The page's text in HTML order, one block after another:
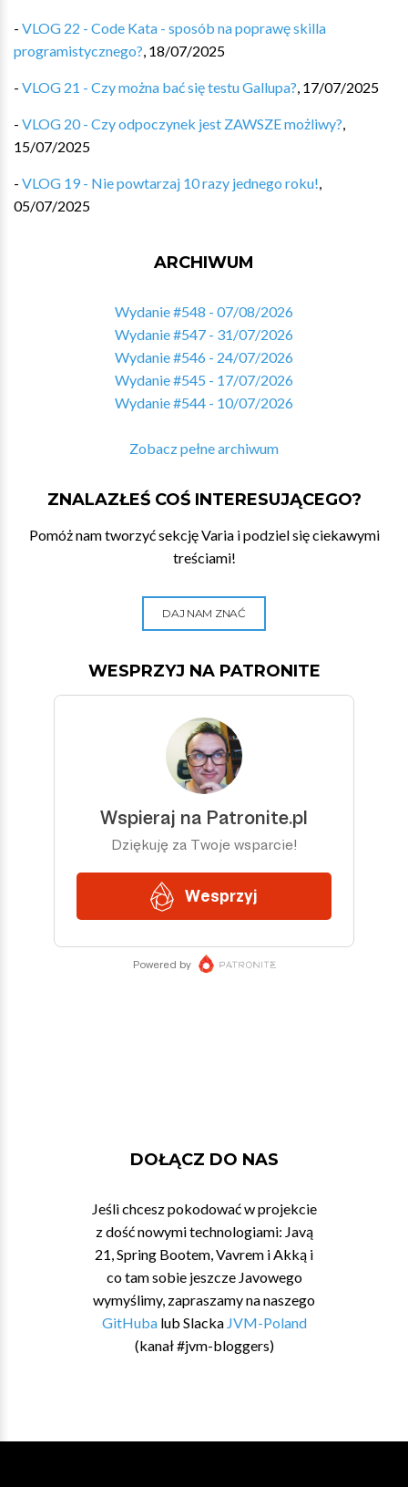
- VLOG 22 - Code Kata - sposób na poprawę skilla
programistycznego?, 18/07/2025
- VLOG 21 - Czy można bać się testu Gallupa?, 17/07/2025
- VLOG 20 - Czy odpoczynek jest ZAWSZE możliwy?,
15/07/2025
- VLOG 19 - Nie powtarzaj 10 razy jednego roku!,
05/07/2025
ARCHIWUM
Wydanie #548 - 07/08/2026
Wydanie #547 - 31/07/2026
Wydanie #546 - 24/07/2026
Wydanie #545 - 17/07/2026
Wydanie #544 - 10/07/2026
Zobacz pełne archiwum
ZNALAZŁEŚ COŚ INTERESUJĄCEGO?
Pomóż nam tworzyć sekcję Varia i podziel się ciekawymi
treściami!
DAJ NAM ZNAĆ
WESPRZYJ NA PATRONITE
DOŁĄCZ DO NAS
Jeśli chcesz pokodować w projekcie
z dość nowymi technologiami: Javą
21, Spring Bootem, Vavrem i Akką i
co tam sobie jeszcze Javowego
wymyślimy, zapraszamy na naszego
GitHubalub Slacka JVM-Poland
(kanał #jvm-bloggers)